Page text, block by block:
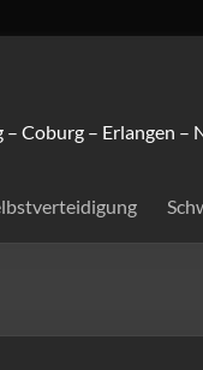
Coburg – Erlangen